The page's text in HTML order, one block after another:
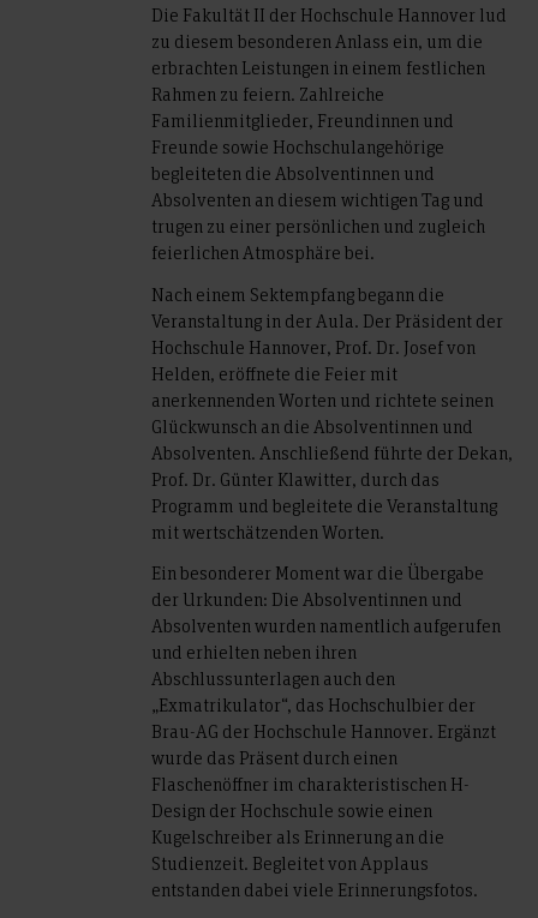
Die Fakultät II der Hochschule Hannover lud
zu diesem besonderen Anlass ein, um die
erbrachten Leistungen in einem festlichen
Rahmen zu feiern. Zahlreiche
Familienmitglieder, Freundinnen und
Freunde sowie Hochschulangehörige
begleiteten die Absolventinnen und
Absolventen an diesem wichtigen Tag und
trugen zu einer persönlichen und zugleich
feierlichen Atmosphäre bei.
Nach einem Sektempfang begann die
Veranstaltung in der Aula. Der Präsident der
Hochschule Hannover, Prof. Dr. Josef von
Helden, eröffnete die Feier mit
anerkennenden Worten und richtete seinen
Glückwunsch an die Absolventinnen und
Absolventen. Anschließend führte der Dekan,
Prof. Dr. Günter Klawitter, durch das
Programm und begleitete die Veranstaltung
mit wertschätzenden Worten.
Ein besonderer Moment war die Übergabe
der Urkunden: Die Absolventinnen und
Absolventen wurden namentlich aufgerufen
und erhielten neben ihren
Abschlussunterlagen auch den
„Exmatrikulator“, das Hochschulbier der
Brau-AG der Hochschule Hannover. Ergänzt
wurde das Präsent durch einen
Flaschenöffner im charakteristischen H-
Design der Hochschule sowie einen
Kugelschreiber als Erinnerung an die
Studienzeit. Begleitet von Applaus
entstanden dabei viele Erinnerungsfotos.